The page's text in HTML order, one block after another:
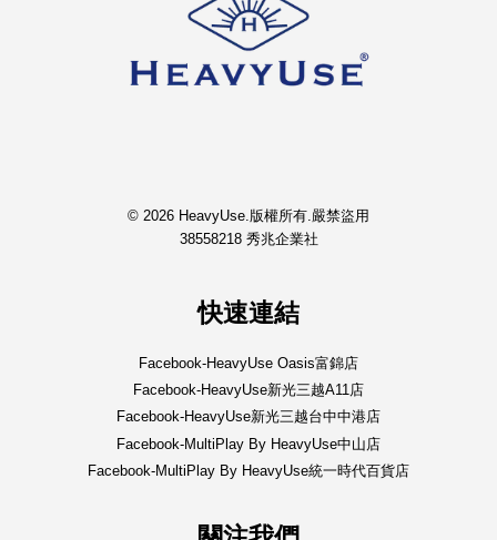
© 2026 HeavyUse.版權所有.嚴禁盜用
38558218 秀兆企業社
快速連結
Facebook-HeavyUse Oasis富錦店
Facebook-HeavyUse新光三越A11店
Facebook-HeavyUse新光三越台中中港店
Facebook-MultiPlay By HeavyUse中山店
Facebook-MultiPlay By HeavyUse統一時代百貨店